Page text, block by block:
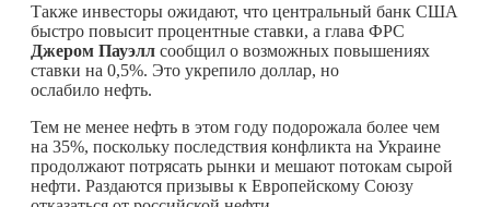
Также инвесторы ожидают, что центральный банк США
быстро повысит процентные ставки, а глава ФРС
Джером Пауэлл сообщил о возможных повышениях
ставки на 0,5%. Это укрепило доллар, но
ослабило нефть.
Тем не менее нефть в этом году подорожала более чем
на 35%, поскольку последствия конфликта на Украине
продолжают потрясать рынки и мешают потокам сырой
нефти. Раздаются призывы к Европейскому Союзу